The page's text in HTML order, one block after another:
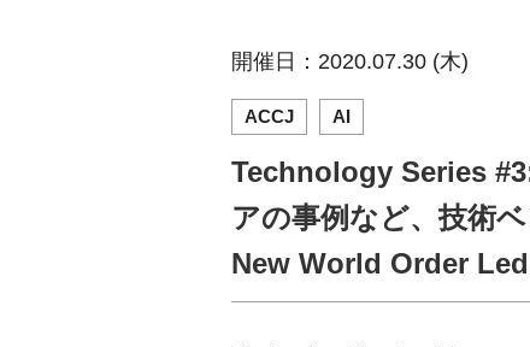
協賛・協力
開催日：2020.07.30 (木)
ACCJ AI
Technology Series
アの事例など、技術
New World Order